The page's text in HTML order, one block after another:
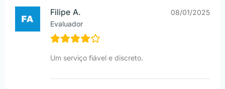
Filipe A.
Evaluador
08/01/2025
Um serviço fiável e discreto.